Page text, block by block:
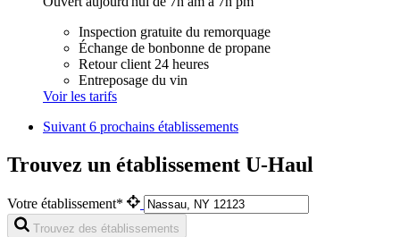
Inspection gratuite du remorquage
Échange de bonbonne de propane
Retour client 24 heures
Entreposage du vin
Voir les tarifs
Suivant6 prochains établissements
Trouvez un établissement U-Haul
Votre établissement*
Trouvez des établissements